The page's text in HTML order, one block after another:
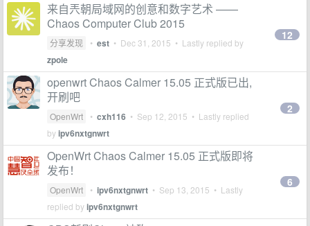
来自兲朝局域网的创意和数字艺术 ——
Chaos Computer Club 2015
分享发现 • est • Dec 31, 2015 • Lastly replied by
zpole
12
openwrt Chaos Calmer 15.05 正式版已出,
开刷吧
OpenWrt • cxh116 • Sep 12, 2015 • Lastly replied
byipv6nxtgnwrt
2
OpenWrt Chaos Calmer 15.05 正式版即将
发布！
OpenWrt • ipv6nxtgnwrt • Sep 13, 2015 • Lastly
replied byipv6nxtgnwrt
6